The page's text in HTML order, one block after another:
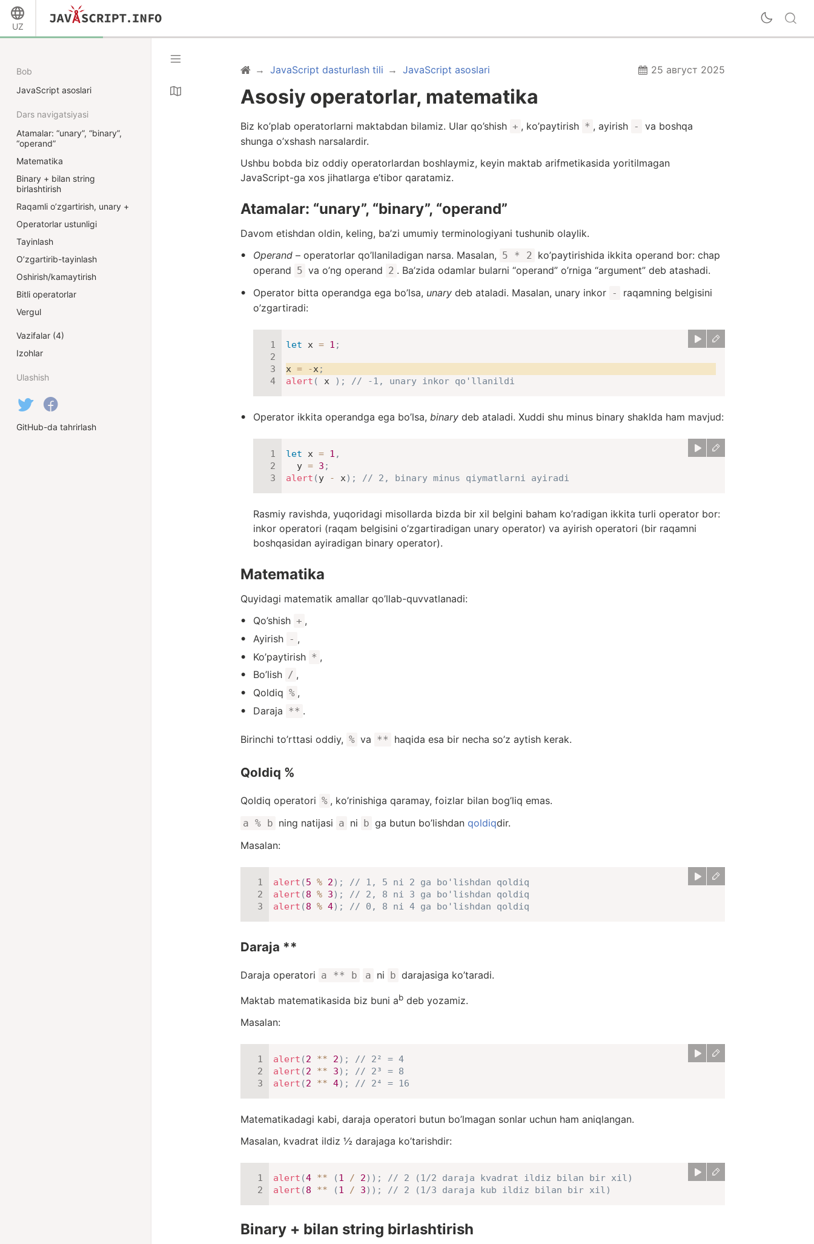
UZ
JavaScript dasturlash tili JavaScript asoslari 25 август 2025
Asosiy operatorlar, matematika
Biz ko’plab operatorlarni maktabdan bilamiz. Ular qo’shish + , ko’paytirish * , ayirish -
va boshqa
shunga o’xshash narsalardir.
Ushbu bobda biz oddiy operatorlardan boshlaymiz, keyin maktab arifmetikasida yoritilmagan
JavaScript-ga xos jihatlarga e’tibor qaratamiz.
Atamalar: “unary”, “binary”, “operand”
Davom etishdan oldin, keling, ba’zi umumiy terminologiyani tushunib olaylik.
Operand – operatorlar qo’llaniladigan narsa. Masalan, 5 * 2 ko’paytirishida ikkita operand bor: chap
operand 5 va o’ng operand 2 . Ba’zida odamlar bularni “operand” o’rniga “argument” deb atashadi.
Operator bitta operandga ega bo’lsa, unary deb ataladi. Masalan, unary inkor -
raqamning belgisini
o’zgartiradi:
let x = 1 ;
x = -x;
alert ( x ) ; // -1, unary inkor qo'llanildi
Operator ikkita operandga ega bo’lsa, binary deb ataladi. Xuddi shu minus binary shaklda ham mavjud:
let x = 1 ,
  y
= 3 ;
alert (y - x) ; // 2, binary minus qiymatlarni ayiradi
Rasmiy ravishda, yuqoridagi misollarda bizda bir xil belgini baham ko’radigan ikkita turli operator bor:
inkor operatori (raqam belgisini o’zgartiradigan unary operator) va ayirish operatori (bir raqamni
boshqasidan ayiradigan binary operator).
Matematika
Quyidagi matematik amallar qo’llab-quvvatlanadi:
Qo’shish + ,
Ayirish - ,
Ko’paytirish * ,
Bo’lish / ,
Qoldiq % ,
Daraja ** .
Birinchi to’rttasi oddiy, % va ** haqida esa bir necha so’z aytish kerak.
Qoldiq %
Qoldiq operatori % , ko’rinishiga qaramay, foizlar bilan bog’liq emas.
a % b ning natijasi a ni b ga butun bo’lishdan qoldiqdir.
Masalan:
alert (5 % 2) ;
// 1, 5 ni 2 ga bo'lishdan qoldiq
alert (8 % 3) ;
// 2, 8 ni 3 ga bo'lishdan qoldiq
alert (8 % 4) ; // 0, 8 ni 4 ga bo'lishdan qoldiq
Daraja **
Daraja operatori a ** b a ni b darajasiga ko’taradi.
Maktab matematikasida biz buni ab deb yozamiz.
Masalan:
alert (2 ** 2) ;
// 2² = 4
alert (2 ** 3) ;
// 2³ = 8
alert (2 ** 4) ; // 2⁴ = 16
Matematikadagi kabi, daraja operatori butun bo’lmagan sonlar uchun ham aniqlangan.
Masalan, kvadrat ildiz ½ darajaga ko’tarishdir:
alert (4 ** (1 / 2) ) ;
// 2 (1/2 daraja kvadrat ildiz bilan bir xil)
alert (8 ** (1 / 3) ) ; // 2 (1/3 daraja kub ildiz bilan bir xil)
Binary + bilan string birlashtirish
Bob
JavaScript asoslari
Dars navigatsiyasi
Atamalar: “unary”, “binary”,
“operand”
Matematika
Binary + bilan string
birlashtirish
Raqamli o’zgartirish, unary +
Operatorlar ustunligi
Tayinlash
O’zgartirib-tayinlash
Oshirish/kamaytirish
Bitli operatorlar
Vergul
Vazifalar (4)
Izohlar
Ulashish
GitHub-da tahrirlash